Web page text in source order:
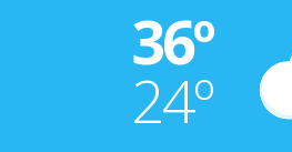
36º
24º